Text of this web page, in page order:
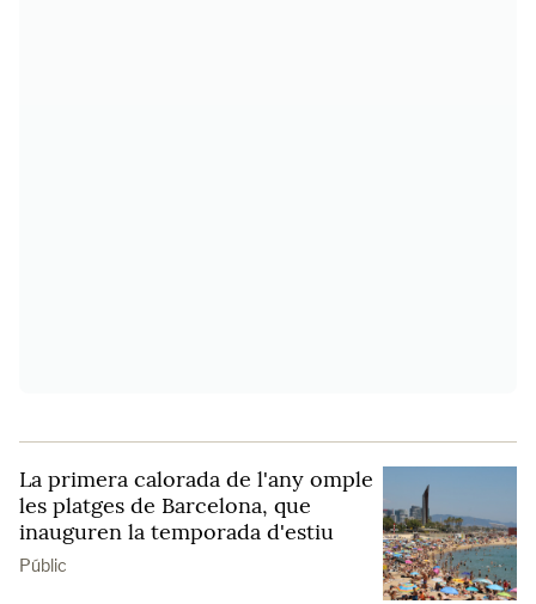
La primera calorada de l'any omple
les platges de Barcelona, que
inauguren la temporada d'estiu
Públic